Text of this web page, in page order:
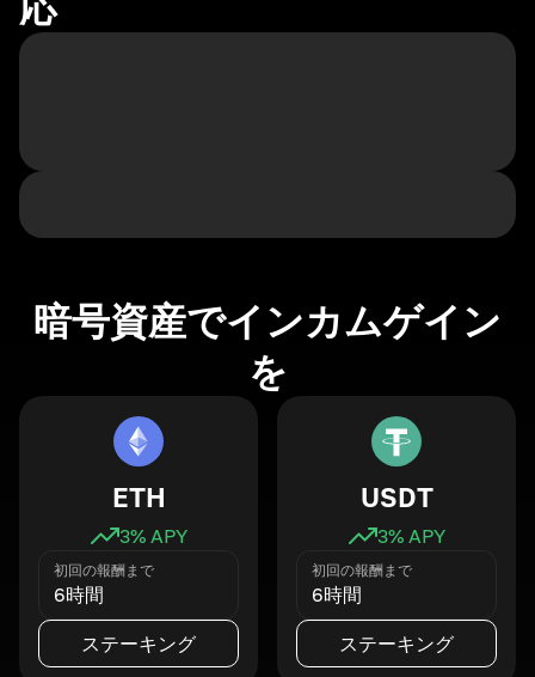
暗号資産でインカムゲイン
を
ETH
3% APY
初回の報酬まで
6時間
ステーキング
USDT
3% APY
初回の報酬まで
6時間
ステーキング